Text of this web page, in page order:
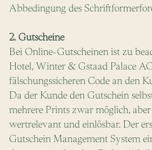
Abbedingung des
2. Gutscheine
Bei Online-Gutscheinen ist zu
Hotel, Winter & Gstaad Palace
fälschungssicheren Code an den
Da der Kunde den Gutschein
mehrere Prints zwar möglich,
wertrelevant und einlösbar. Der
Gutschein Management System